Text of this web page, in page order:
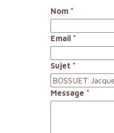
Nom *
Email *
Sujet *
Message *